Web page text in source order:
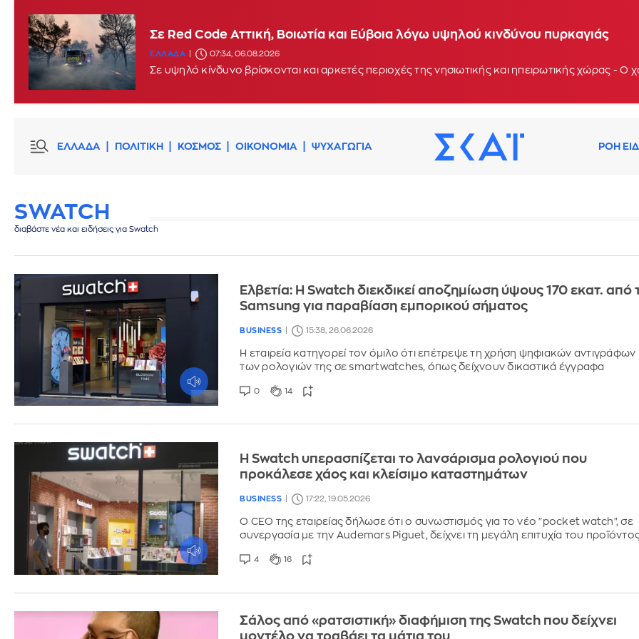
Σε Red Code Αττική, Βοιωτία και Εύβοια λόγω υψηλού κινδύνου πυρκαγιάς
ΕΛΛΑΔΑ 07:34, 06.08.2026
Σε υψηλό κίνδυνο βρίσκονται και αρκετές περιοχές της νησιωτικής και ηπειρωτικής χώρας -
ΕΛΛΑΔΑ ΠΟΛΙΤΙΚΗ ΚΟΣΜΟΣ ΟΙΚΟΝΟΜΙΑ ΨΥΧΑΓΩΓΙΑ ΡΟΗ
SWATCH
διαβάστε νέα και ειδήσεις για Swatch
Ελβετία: Η Swatch διεκδικεί αποζημίωση ύψους 170 εκατ. από
Samsung για παραβίαση εμπορικού σήματος
BUSINESS 15:38, 26.06.2026
Η εταιρεία κατηγορεί τον όμιλο ότι επέτρεψε τη χρήση ψηφιακών αντιγράφων
των ρολογιών της σε smartwatches, όπως δείχνουν δικαστικά έγγραφα
0 14
Η Swatch υπερασπίζεται το λανσάρισμα ρολογιού που
προκάλεσε χάος και κλείσιμο καταστημάτων
BUSINESS 17:22, 19.05.2026
Ο CEO της εταιρείας δήλωσε ότι ο συνωστισμός για το νέο "pocket watch", σε
συνεργασία με την Audemars Piguet, δείχνει τη μεγάλη επιτυχία του
4 16
Σάλος από «ρατσιστική» διαφήμιση της Swatch που δείχνει
μοντέλο να τραβάει τα μάτια του